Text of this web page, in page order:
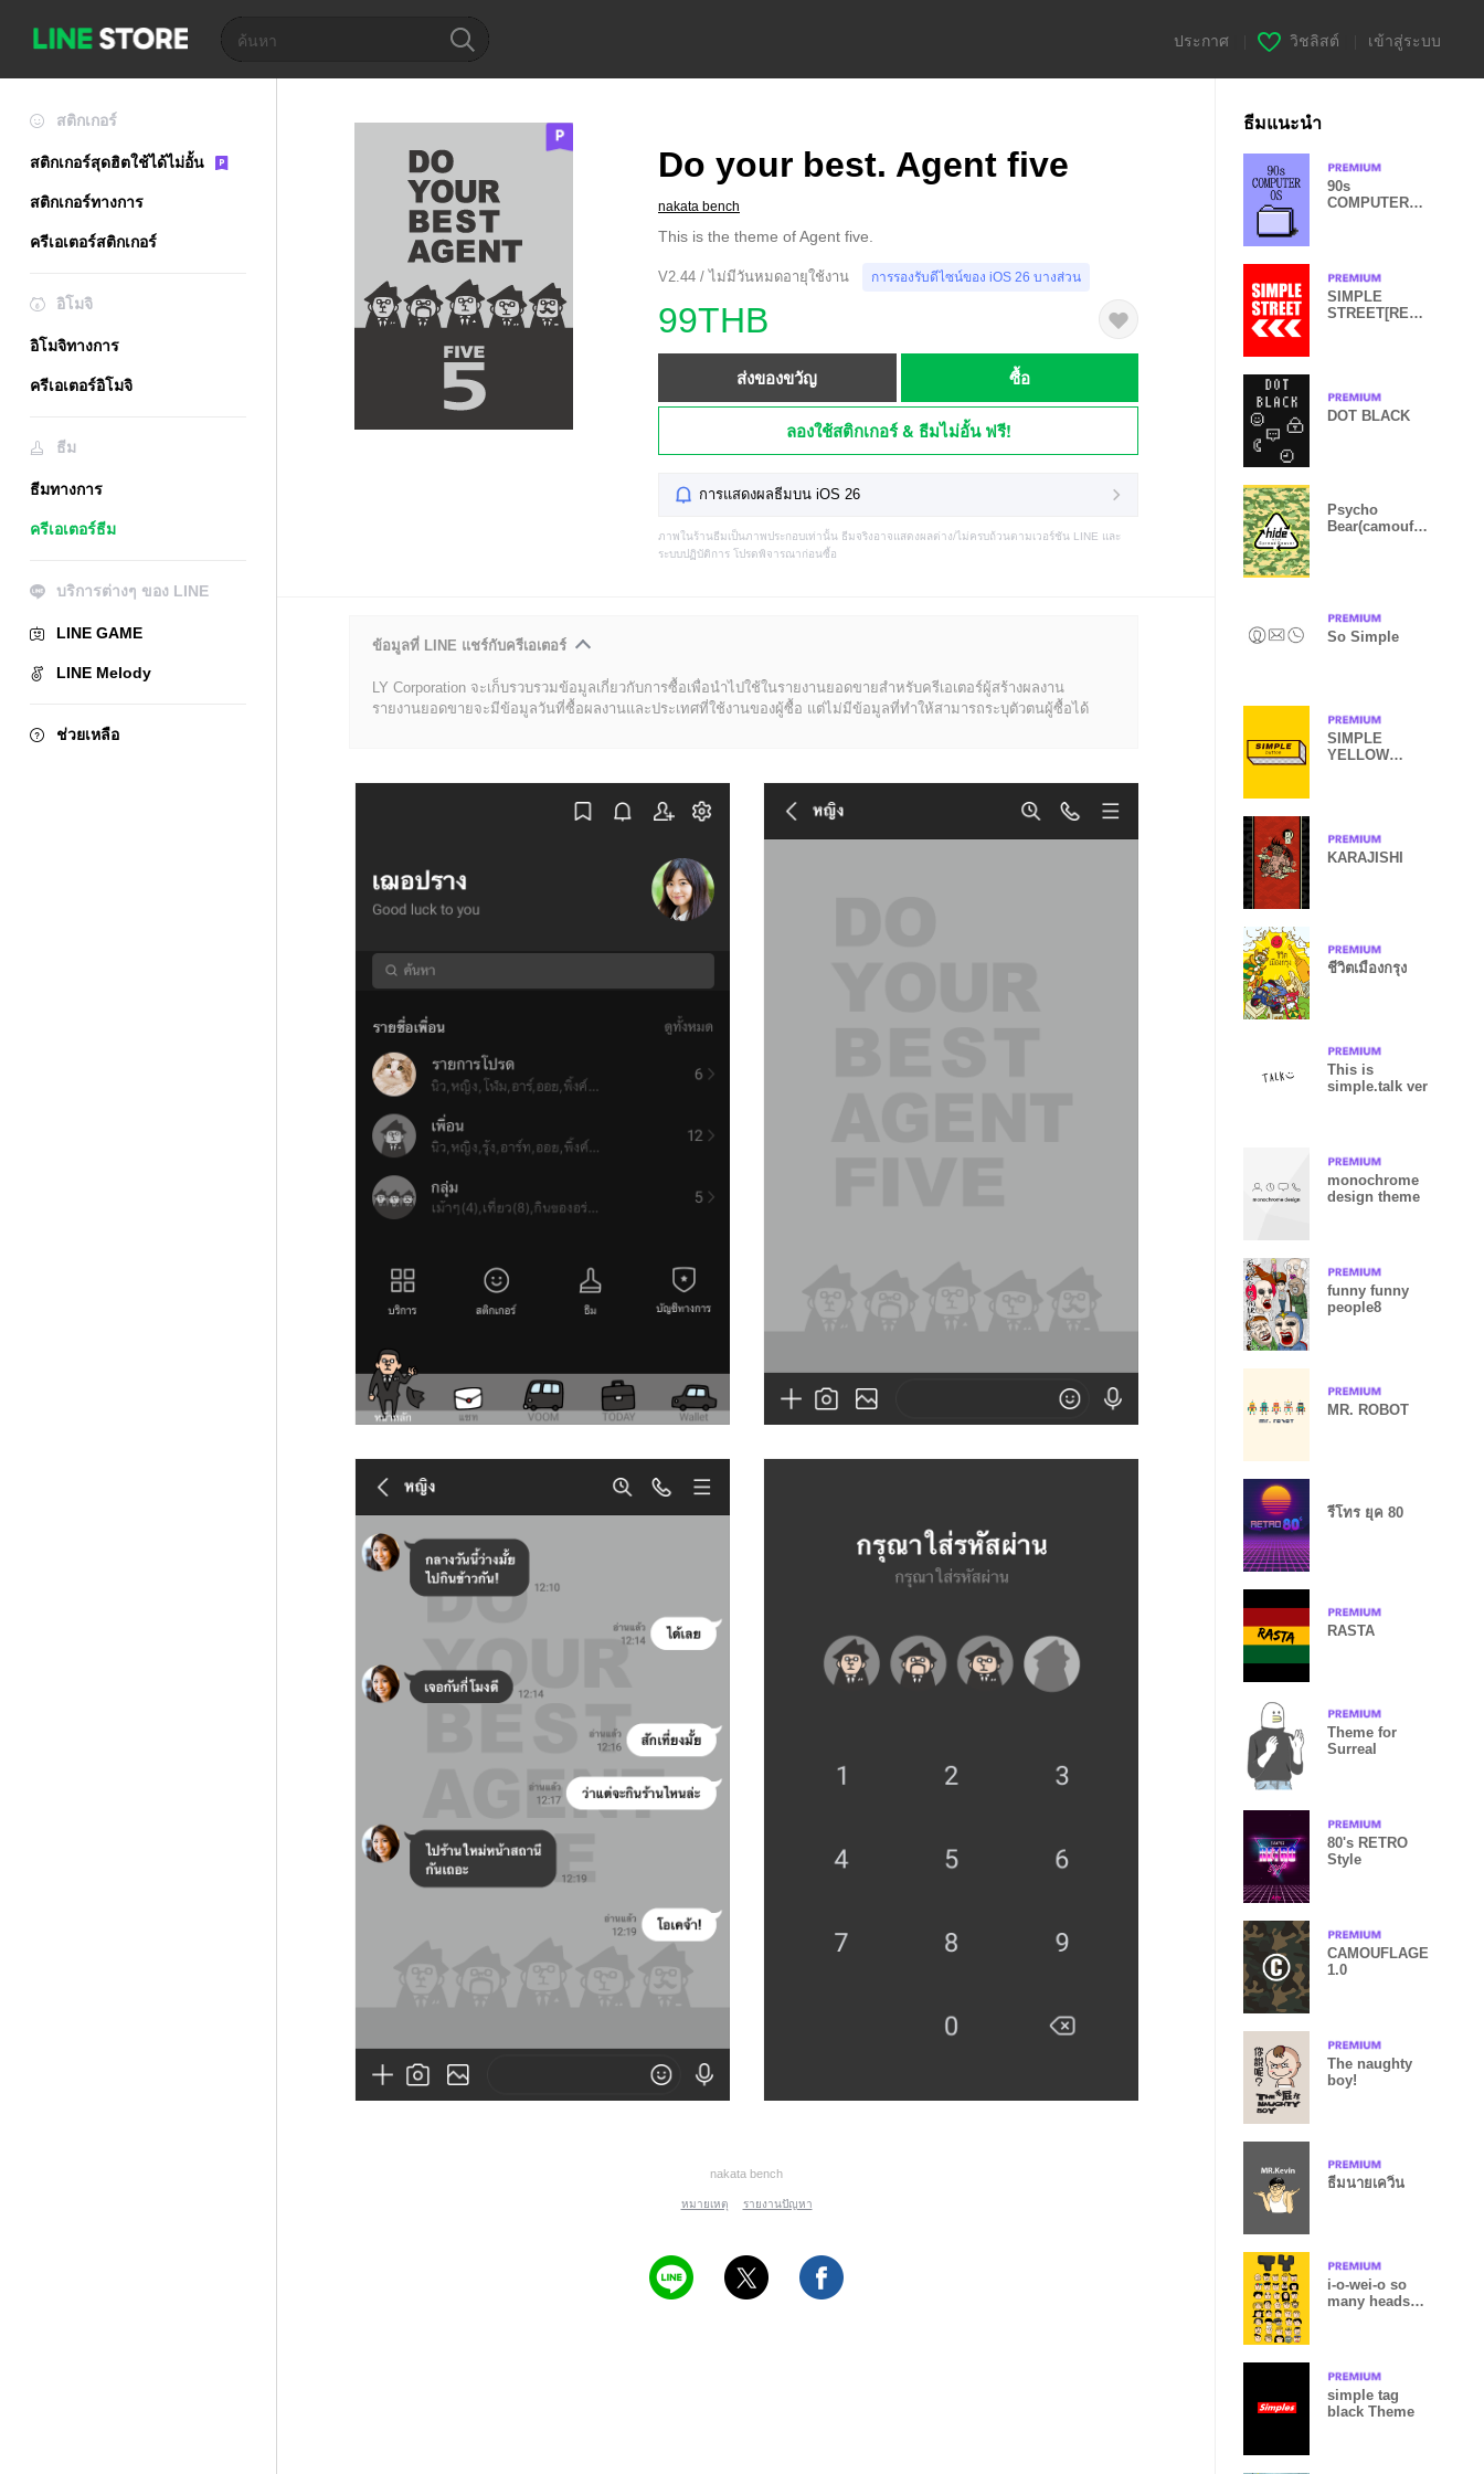
ประกาศ วิชลิสต์ เข้าสู่ระบบ
สติกเกอร์
สติกเกอร์สุดฮิตใช้ได้ไม่อั้น
สติกเกอร์ทางการ
ครีเอเตอร์สติกเกอร์
อิโมจิ
อิโมจิทางการ
ครีเอเตอร์อิโมจิ
ธีม
ธีมทางการ
ครีเอเตอร์ธีม
บริการต่างๆ ของ LINE
LINE GAME
LINE Melody
ช่วยเหลือ
Do your best. Agent five
nakata bench
This is the theme of Agent five.
V2.44 / ไม่มีวันหมดอายุใช้งาน การรองรับดีไซน์ของ iOS 26 บางส่วน
99THB
ส่งของขวัญ ซื้อ
ลองใช้สติกเกอร์ & ธีมไม่อั้น ฟรี!
การแสดงผลธีมบน iOS 26
ภาพในร้านธีมเป็นภาพประกอบเท่านั้น ธีมจริงอาจแสดงผลต่าง/ไม่ครบถ้วนตามเวอร์ชัน LINE และ
ระบบปฏิบัติการ โปรดพิจารณาก่อนซื้อ
ข้อมูลที่ LINE แชร์กับครีเอเตอร์
LY Corporation จะเก็บรวบรวมข้อมูลเกี่ยวกับการซื้อเพื่อนำไปใช้ในรายงานยอดขายสำหรับครีเอเตอร์ผู้สร้างผลงาน
รายงานยอดขายจะมีข้อมูลวันที่ซื้อผลงานและประเทศที่ใช้งานของผู้ซื้อ แต่ไม่มีข้อมูลที่ทำให้สามารถระบุตัวตนผู้ซื้อได้
nakata bench
หมายเหตุ รายงานปัญหา
ธีมแนะนำ
90s
COMPUTER
SIMPLE
STREET[RED]
DOT BLACK
Psycho
Bear(camoufla
So Simple
SIMPLE
YELLOW
KARAJISHI
ชีวิตเมืองกรุง
This is
simple.talk ver
monochrome
design theme
funny funny
people8
MR. ROBOT
รีโทร ยุค 80
RASTA
Theme for
Surreal
80's RETRO
Style
CAMOUFLAGE
1.0
The naughty
boy!
ธีมนายเควิ่น
i-o-wei-o so
many heads
simple tag
black Theme